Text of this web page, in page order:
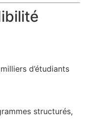
d’étudiants
structurés,